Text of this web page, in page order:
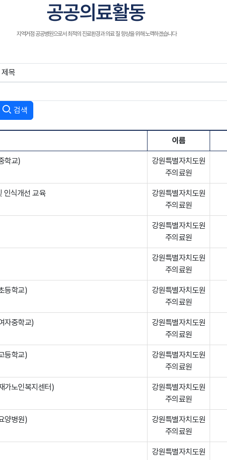
공공의료활동
지역거점 공공병원으로서 최적의 진료환경과 의료 질 향상을 위해 노력하겠습니다
검색
이름
학교)
강원특별자치도원
주의료원
인식개선 교육
강원특별자치도원
주의료원
강원특별자치도원
주의료원
강원특별자치도원
주의료원
등학교)
강원특별자치도원
주의료원
자중학교)
강원특별자치도원
주의료원
등학교)
강원특별자치도원
주의료원
가노인복지센터)
강원특별자치도원
주의료원
양병원)
강원특별자치도원
주의료원
강원특별자치도원